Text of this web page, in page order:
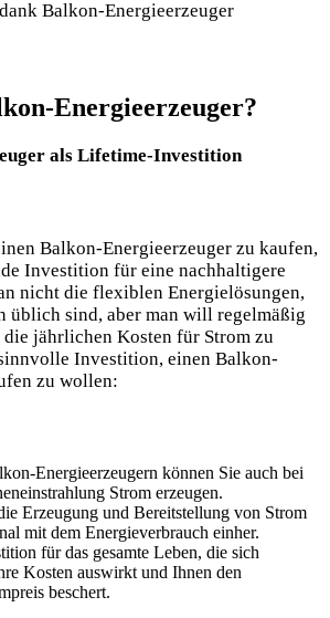
Energieerzeuger?
als Lifetime-Investition
Balkon-Energieerzeuger zu kaufen,
Investition für eine nachhaltigere
nicht die flexiblen Energielösungen,
üblich sind, aber man will regelmäßig
die jährlichen Kosten für Strom zu
Investition, einen Balkon-
zu wollen:
Energieerzeugern können Sie auch bei
Strom erzeugen.
Erzeugung und Bereitstellung von Strom
mit dem Energieverbrauch einher.
für das gesamte Leben, die sich
Kosten auswirkt und Ihnen den
beschert.